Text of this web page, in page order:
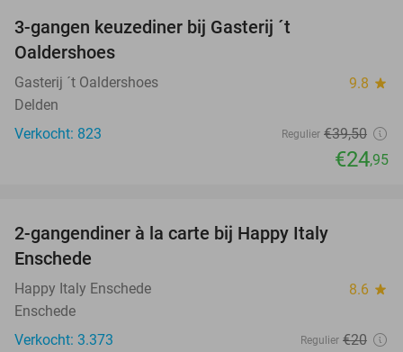
3-gangen keuzediner bij Gasterij ´t
Oaldershoes
Gasterij ´t Oaldershoes 9.8 star
Delden
Verkocht: 823
Regulier €39,50
€24,95
2-gangendiner à la carte bij Happy Italy
Enschede
Happy Italy Enschede 8.6 star
Enschede
Verkocht: 3.373
Regulier €20